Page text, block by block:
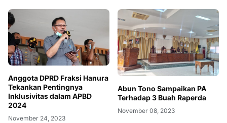
Anggota DPRD Fraksi Hanura
Tekankan Pentingnya
Inklusivitas dalam APBD
2024
November 24, 2023
Abun Tono Sampaikan PA
Terhadap 3 Buah Raperda
November 08, 2023